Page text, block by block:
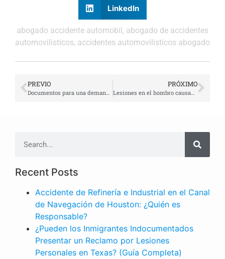
LinkedIn
abogado accidente automobil , abogado de accidentes
automovilisticos, accidentes automovilisticos abogado
PREVIO
Documentos para una demanda muerte injusta | Abogado Javier Marcos
PRÓXIMO
Lesiones en el hombro causadas por un choque de carro | Abogado Javier Marcos
Recent Posts
Accidente de Refinería e Industrial en el Canal
de Navegación de Houston: ¿Quién es
Responsable?
¿Pueden los Inmigrantes Indocumentados
Presentar un Reclamo por Lesiones
Personales en Texas? (Guía Completa)